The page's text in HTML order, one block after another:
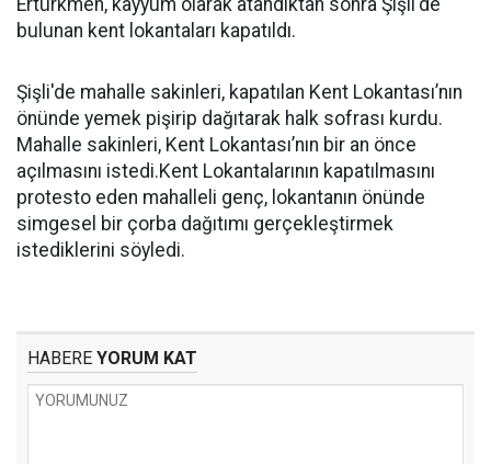
Ertürkmen, kayyum olarak atandıktan sonra Şişli'de
bulunan kent lokantaları kapatıldı.
Şişli'de mahalle sakinleri, kapatılan Kent Lokantası’nın
önünde yemek pişirip dağıtarak halk sofrası kurdu.
Mahalle sakinleri, Kent Lokantası’nın bir an önce
açılmasını istedi.Kent Lokantalarının kapatılmasını
protesto eden mahalleli genç, lokantanın önünde
simgesel bir çorba dağıtımı gerçekleştirmek
istediklerini söyledi.
HABERE YORUM KAT